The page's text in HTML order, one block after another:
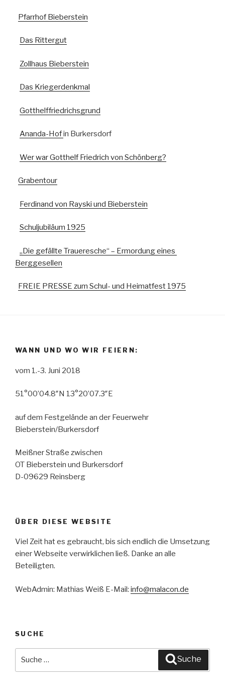
Pfarrhof Bieberstein
Das Rittergut
Zollhaus Bieberstein
Das Kriegerdenkmal
Gotthelffriedrichsgrund
Ananda-Hofin Burkersdorf
Wer war Gotthelf Friedrich von Schönberg?
Grabentour
Ferdinand von Rayski und Bieberstein
Schuljubiläum 1925
„Die gefällte Traueresche“ – Ermordung eines
Berggesellen
FREIE PRESSE zum Schul- und Heimatfest 1975
WANN UND WO WIR FEIERN:
vom 1.-3. Juni 2018
51°00’04.8″N 13°20’07.3″E
auf dem Festgelände an der Feuerwehr
Bieberstein/Burkersdorf
Meißner Straße zwischen
OT Bieberstein und Burkersdorf
D-09629 Reinsberg
ÜBER DIESE WEBSITE
Viel Zeit hat es gebraucht, bis sich endlich die Umsetzung
einer Webseite verwirklichen ließ. Danke an alle
Beteiligten.
WebAdmin: Mathias Weiß E-Mail: info@malacon.de
SUCHE
Suche